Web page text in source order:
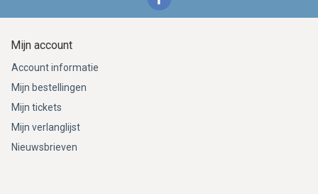
Mijn account
Account informatie
Mijn bestellingen
Mijn tickets
Mijn verlanglijst
Nieuwsbrieven